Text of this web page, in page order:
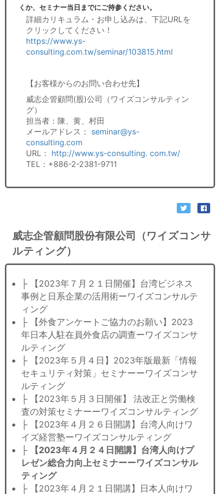
くか、セミナー当日までにご持参ください。
詳細カリキュラム・お申し込みは、下記URLを
クリックしてください！
https://www.ys-
consulting.com.tw/seminar/103815.html
【お客様からのお問い合わせ先】
威志企管顧問(股)公司（ワイズコンサルティン
グ）
担当者：陳、黄、村田
メールアドレス： seminar@ys-
consulting.com
URL： http://www.ys-consulting. com.tw/
TEL：+886-2-2381-9711
威志企管顧問股份有限公司（ワイズコンサ
ルティング）
├ 【2023年７月２１日開催】台湾ビジネス
事例と日系企業の活用術ーワイズコンサルテ
ィング
├ 【外食アンケートご協力のお願い】2023
年日本人駐在員外食店の調查ーワイズコンサ
ルティング
├ 【2023年５月４日】2023年版最新「情報
セキュリティ対策」セミナーーワイズコンサ
ルティング
├ 【2023年５月３日開催】 法改正と労働検
査の対策セミナーーワイズコンサルティング
├ 【2023年４月２６日開講】台湾人向けワ
イズ経営塾ーワイズコンサルティング
├
【2023年４月２４日開講】台湾人向けプ
レゼン総合力向上セミナーーワイズコンサル
ティング
├ 【2023年４月２１日開講】日本人向けワ